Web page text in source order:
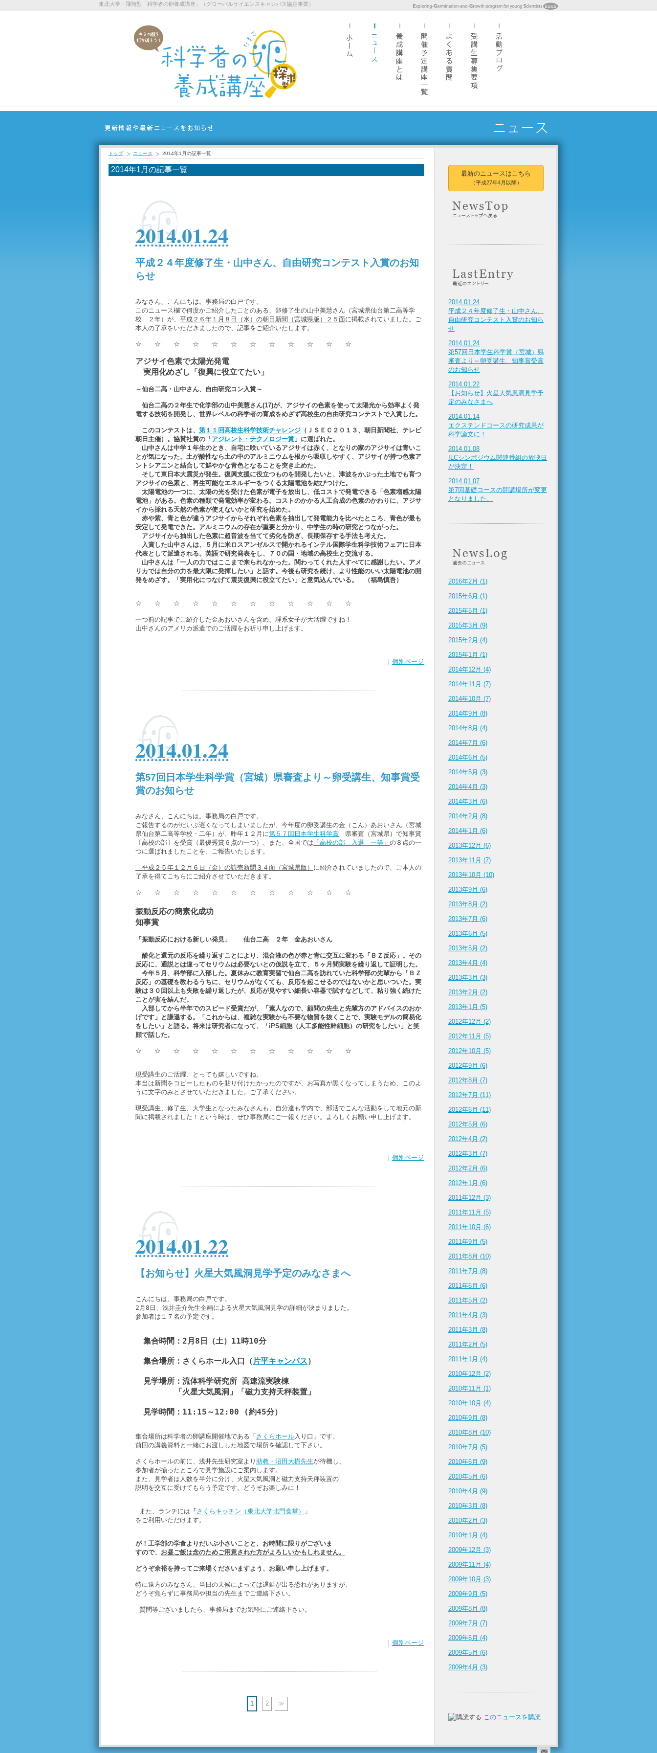
東北大学・飛翔型「科学者の卵養成講座」（グローバルサイエンスキャンパス協定事業）
トップ ニュース 2014年1月の記事一覧
2014年1月の記事一覧
2014.01.24
平成２４年度修了生・山中さん、自由研究コンテスト入賞のお知
らせ
みなさん、こんにちは。事務局の白戸です。
このニュース欄で何度かご紹介したことのある、卵修了生の山中美慧さん（宮城県仙台第二高等学
校 ２年）が、 平成２６年１月８日（水）の朝日新聞（宮城県版）２５面に掲載されていました。ご
本人の了承をいただきましたので、記事をご紹介いたします。
☆ ☆ ☆ ☆ ☆ ☆ ☆ ☆ ☆ ☆ ☆ ☆
アジサイ色素で太陽光発電
実用化めざし「復興に役立てたい」
～仙台二高・山中さん、自由研究コン入賞～
仙台二高の２年生で化学部の山中美慧さん(17)が、アジサイの色素を使って太陽光から効率よく発
電する技術を開発し、世界レベルの科学者の育成をめざず高校生の自由研究コンテストで入賞した。
このコンテストは、 第１１回高校生科学技術チャレンジ （ＪＳＥＣ２０１３、朝日新聞社、テレビ
朝日主催）。協賛社賞の「 アジレント・テクノロジー賞 」に選ばれた。
山中さんは中学１年生のとき、自宅に咲いているアジサイは赤く、となりの家のアジサイは青いこ
とが気になった。土が酸性なら土の中のアルミニウムを根から吸収しやすく、アジサイが持つ色素ア
ントシアニンと結合して鮮やかな青色となることを突き止めた。
そして東日本大震災が発生。復興支援に役立つものを開発したいと、津波をかぶった土地でも育つ
アジサイの色素と、再生可能なエネルギーをつくる太陽電池を結びつけた。
太陽電池の一つに、太陽の光を受けた色素が電子を放出し、低コストで発電できる「色素増感太陽
電池」がある。色素の種類で発電効率が変わる。コストのかかる人工合成の色素のかわりに、アジサ
イから採れる天然の色素が使えないかと研究を始めた。
赤や紫、青と色が違うアジサイからそれぞれ色素を抽出して発電能力を比べたところ、青色が最も
安定して発電できた。アルミニウムの存在が重要と分かり、中学生の時の研究とつながった。
アジサイから抽出した色素に超音波を当てて劣化を防ぎ、長期保存する手法も考えた。
入賞した山中さんは、５月に米ロスアンゼルスで開かれるインテル国際学生科学技術フェアに日本
代表として派遣される。英語で研究発表をし、７０の国・地域の高校生と交流する。
山中さんは「一人の力ではここまで来られなかった。関わってくれた人すべてに感謝したい。アメ
リカでは自分の力を最大限に発揮したい」と話す。今後も研究を続け、より性能のいい太陽電池の開
発をめざす。「実用化につなげて震災復興に役立てたい」と意気込んでいる。 （福島慎吾）
☆ ☆ ☆ ☆ ☆ ☆ ☆ ☆ ☆ ☆ ☆ ☆
一つ前の記事でご紹介した金あおいさんを含め、理系女子が大活躍ですね！
山中さんのアメリカ派遣でのご活躍をお祈り申し上げます。
｜ 個別ページ
2014.01.24
第57回日本学生科学賞（宮城）県審査より～卵受講生、知事賞受
賞のお知らせ
みなさん、こんにちは。事務局の白戸です。
ご報告するのがだいぶ遅くなってしまいましたが、今年度の卵受講生の金（こん）あおいさん（宮城
県仙台第二高等学校・二年）が、昨年１２月に第５７回日本学生科学賞 県審査（宮城県）で知事賞
〔高校の部〕を受賞（最優秀賞６点の一つ）、また、全国では 「高校の部 入選 一等」 の８点の一
つに選ばれましたことを、ご報告いたします。
平成２５年１２月６日（金）の読売新聞３４面（宮城県版） に紹介されていましたので、ご本人の
了承を得てこちらにご紹介させていただきます。
☆ ☆ ☆ ☆ ☆ ☆ ☆ ☆ ☆ ☆ ☆ ☆
振動反応の簡素化成功
知事賞
「振動反応における新しい発見」 仙台二高 ２年 金あおいさん
酸化と還元の反応を繰り返すことにより、混合液の色が赤と青に交互に変わる「ＢＺ反応」。その
反応に、通説とは違ってセリウムは必要ないとの仮説を立て、５ヶ月間実験を繰り返して証明した。
今年５月、科学部に入部した。夏休みに教育実習で仙台二高を訪れていた科学部の先輩から「ＢＺ
反応」の基礎を教わるうちに、セリウムがなくても、反応を起こせるのではないかと思いついた。実
験は３０回以上も失敗を繰り返したが、反応が見やすい細長い容器で試すなどして、粘り強く続けた
ことが実を結んだ。
入部してから半年でのスピード受賞だが、「素人なので、顧問の先生と先輩方のアドバイスのおか
げです」と謙遜する。「これからは、複雑な実験から不要な物質を抜くことで、実験モデルの簡易化
をしたい」と語る。将来は研究者になって、「iPS細胞（人工多能性幹細胞）の研究をしたい」と笑
顔で話した。
☆ ☆ ☆ ☆ ☆ ☆ ☆ ☆ ☆ ☆ ☆ ☆
現受講生のご活躍、とっても嬉しいですね。
本当は新聞をコピーしたものを貼り付けたかったのですが、お写真が黒くなってしまうため、このよ
うに文字のみとさせていただきました。ご了承ください。
現受講生、修了生、大学生となったみなさんも、自分達も学内で、部活でこんな活動をして地元の新
聞に掲載されました！という時は、ぜひ事務局にご一報ください。よろしくお願い申し上げます。
｜ 個別ページ
2014.01.22
【お知らせ】火星大気風洞見学予定のみなさまへ
こんにちは。事務局の白戸です。
2月8日、浅井圭介先生企画による火星大気風洞見学の詳細が決まりました。
参加者は１７名の予定です。
集合時間：2月8日（土）11時10分
集合場所：さくらホール入口（片平キャンパス）
見学場所：流体科学研究所 高速流実験棟
「火星大気風洞」「磁力支持天秤装置」
見学時間：11:15～12:00 (約45分）
集合場所は科学者の卵講座開催地である「 さくらホール入り口」です。
前回の講義資料と一緒にお渡しした地図で場所を確認して下さい。
さくらホールの前に、浅井先生研究室より 助教・沼田大樹先生が待機し、
参加者が揃ったところで見学施設にご案内します。
また、見学者は人数を半分に分け、火星大気風洞と磁力支持天秤装置の
説明を交互に受けてもらう予定です。どうぞお楽しみに！
また、ランチには 「 さくらキッチン（東北大学北門食堂）
」
をご利用いただけます。
が！工学部の学食よりだいぶ小さいことと、お時間に限りがございま
すので、 お昼ご飯は念のためご用意された方がよろしいかもしれません。
どうぞ余裕を持ってご来場くださいますよう、お願い申し上げます。
特に遠方のみなさん、当日の天候によっては遅延が出る恐れがありますが、
どうぞ焦らずに事務局や担当の先生までご連絡下さい。
｜ 個別ページ
1 2 ≫
最新のニュースはこちら
（平成27年4月以降）
2014.01.24
平成２４年度修了生・山中さん、
自由研究コンテスト入賞のお知ら
せ
2014.01.24
第57回日本学生科学賞（宮城）県
審査より～卵受講生、知事賞受賞
のお知らせ
2014.01.22
【お知らせ】火星大気風洞見学予
定のみなさまへ
2014.01.14
エクステンドコースの研究成果が
科学論文に！
2014.01.08
ILCシンポジウム関連番組の放映日
が決定！
2014.01.07
第7回基礎コースの開講場所が変更
となりました。
2016年2月 (1)
2015年6月 (1)
2015年5月 (1)
2015年3月 (9)
2015年2月 (4)
2015年1月 (1)
2014年12月 (4)
2014年11月 (7)
2014年10月 (7)
2014年9月 (8)
2014年8月 (4)
2014年7月 (6)
2014年6月 (5)
2014年5月 (3)
2014年4月 (3)
2014年3月 (6)
2014年2月 (8)
2014年1月 (6)
2013年12月 (6)
2013年11月 (7)
2013年10月 (10)
2013年9月 (6)
2013年8月 (2)
2013年7月 (6)
2013年6月 (5)
2013年5月 (2)
2013年4月 (4)
2013年3月 (3)
2013年2月 (2)
2013年1月 (5)
2012年12月 (2)
2012年11月 (5)
2012年10月 (5)
2012年9月 (6)
2012年8月 (7)
2012年7月 (11)
2012年6月 (11)
2012年5月 (6)
2012年4月 (2)
2012年3月 (7)
2012年2月 (6)
2012年1月 (6)
2011年12月 (3)
2011年11月 (5)
2011年10月 (6)
2011年9月 (5)
2011年8月 (10)
2011年7月 (8)
2011年6月 (6)
2011年5月 (2)
2011年4月 (3)
2011年3月 (8)
2011年2月 (5)
2011年1月 (4)
2010年12月 (2)
2010年11月 (1)
2010年10月 (4)
2010年9月 (8)
2010年8月 (10)
2010年7月 (5)
2010年6月 (9)
2010年5月 (6)
2010年4月 (9)
2010年3月 (8)
2010年2月 (3)
2010年1月 (4)
2009年12月 (3)
2009年11月 (4)
2009年10月 (3)
2009年9月 (5)
2009年8月 (8)
2009年7月 (7)
2009年6月 (4)
2009年5月 (6)
2009年4月 (3)
このニュースを購読